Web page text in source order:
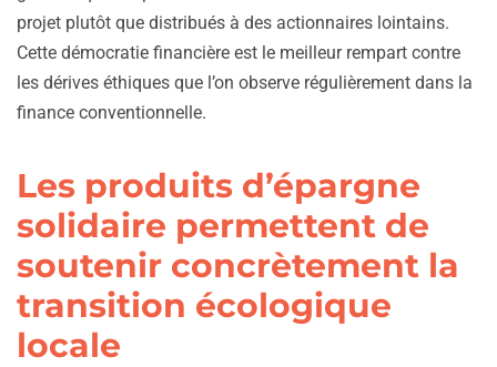
projet plutôt que distribués à des actionnaires lointains.
Cette démocratie financière est le meilleur rempart contre
les dérives éthiques que l’on observe régulièrement dans la
finance conventionnelle.
Les produits d’épargne
solidaire permettent de
soutenir concrètement la
transition écologique
locale